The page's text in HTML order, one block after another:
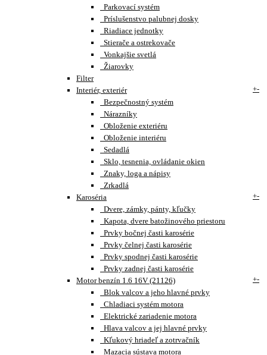
Parkovací systém
Príslušenstvo palubnej dosky
Riadiace jednotky
Stierače a ostrekovače
Vonkajšie svetlá
Žiarovky
Filter
Interiér, exteriér
+-
Bezpečnostný systém
Nárazníky
Obloženie exteriéru
Obloženie interiéru
Sedadlá
Sklo, tesnenia, ovládanie okien
Znaky, loga a nápisy
Zrkadlá
Karoséria
+-
Dvere, zámky, pánty, kľučky
Kapota, dvere batožinového priestoru
Prvky bočnej časti karosérie
Prvky čelnej časti karosérie
Prvky spodnej časti karosérie
Prvky zadnej časti karosérie
Motor benzín 1.6 16V (21126)
+-
Blok valcov a jeho hlavné prvky
Chladiaci systém motora
Elektrické zariadenie motora
Hlava valcov a jej hlavné prvky
Kľukový hriadeľ a zotrvačník
Mazacia sústava motora